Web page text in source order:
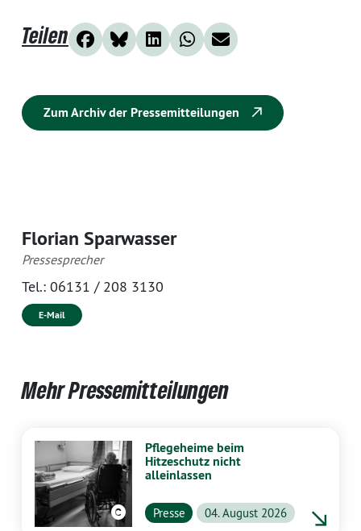
Teilen
Zum Archiv der Pressemitteilungen
Florian Sparwasser
Pressesprecher
Tel.: 06131 / 208 3130
E-Mail
Mehr Pressemitteilungen
Pflegeheime beim
Hitzeschutz nicht
alleinlassen
Presse 04. August 2026